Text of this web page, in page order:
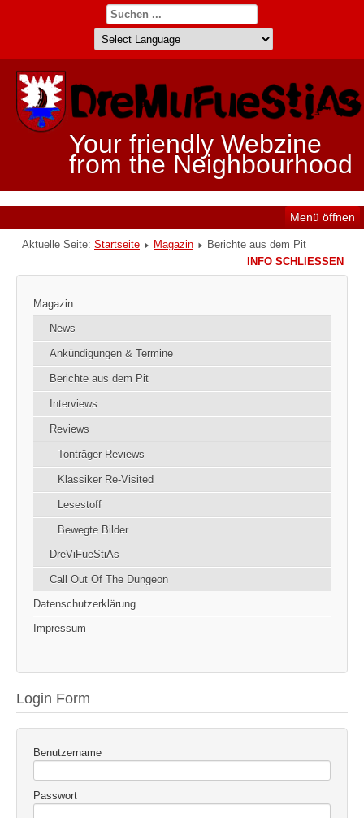
Your friendly Webzine
from the Neighbourhood
Menü öffnen
Aktuelle Seite: Startseite Magazin Berichte aus dem Pit
Magazin
News
Ankündigungen & Termine
Berichte aus dem Pit
Interviews
Reviews
Tonträger Reviews
Klassiker Re-Visited
Lesestoff
Bewegte Bilder
DreViFueStiAs
Call Out Of The Dungeon
Datenschutzerklärung
Impressum
Login Form
Benutzername
Passwort
INFO SCHLIESSEN